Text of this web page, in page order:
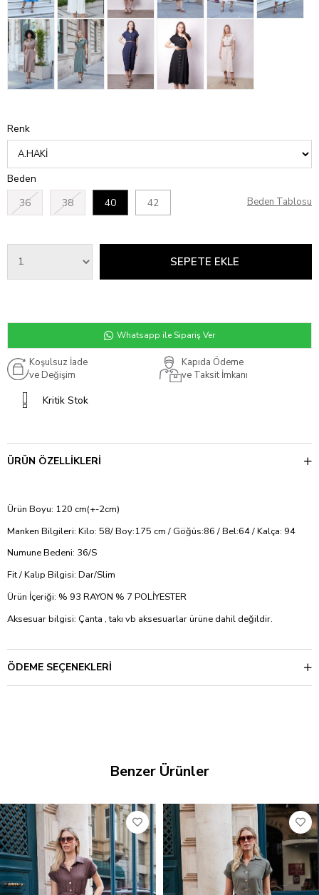
Renk
Beden
36
38 40 42 Beden Tablosu
Whatsapp ile Sipariş Ver
Koşulsuz İade
ve Değişim
Kapıda Ödeme
ve Taksit İmkanı
Kritik Stok
ÜRÜN ÖZELLIKLERI
Ürün Boyu: 120 cm(+-2cm)
Manken Bilgileri: Kilo: 58/ Boy:175 cm / Göğüs:86 / Bel:64 / Kalça: 94
Numune Bedeni: 36/S
Fit / Kalıp Bilgisi: Dar/Slim
Ürün İçeriği: % 93 RAYON % 7 POLİYESTER
Aksesuar bilgisi: Çanta , takı vb aksesuarlar ürüne dahil değildir.
ÖDEME SEÇENEKLERI
Benzer Ürünler